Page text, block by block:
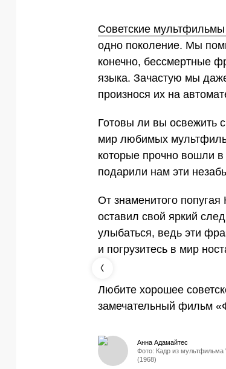
Советские мультфильмы
одно поколение. Мы
конечно, бессмертные
языка. Зачастую мы
произнося их на
Готовы ли вы освежить
мир любимых
которые прочно вошли
подарили нам эти
От знаменитого
оставил свой яркий
улыбаться, ведь эти
и погрузитесь в мир
Любите хорошее
замечательный фильм
Фото: Кадр из
(1968)
Анна Адамайтес